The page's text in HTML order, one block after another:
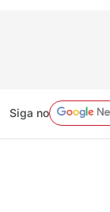
Siga no